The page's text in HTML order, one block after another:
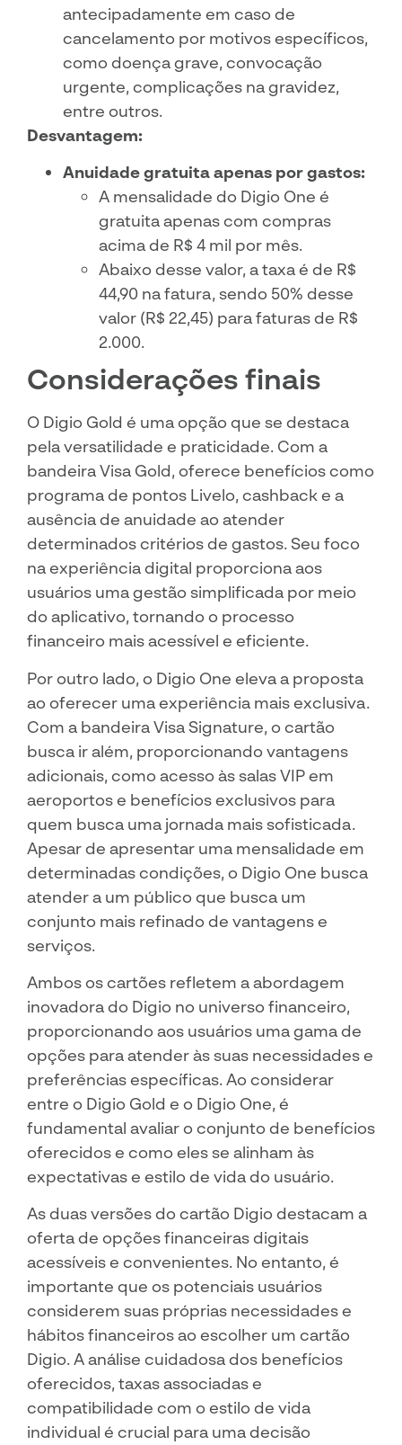
antecipadamente em caso de
cancelamento por motivos específicos,
como doença grave, convocação
urgente, complicações na gravidez,
entre outros.
Desvantagem:
Anuidade gratuita apenas por gastos:
A mensalidade do Digio One é
gratuita apenas com compras
acima de R$ 4 mil por mês.
Abaixo desse valor, a taxa é de R$
44,90 na fatura, sendo 50% desse
valor (R$ 22,45) para faturas de R$
2.000.
Considerações finais
O Digio Gold é uma opção que se destaca
pela versatilidade e praticidade. Com a
bandeira Visa Gold, oferece benefícios como
programa de pontos Livelo, cashback e a
ausência de anuidade ao atender
determinados critérios de gastos. Seu foco
na experiência digital proporciona aos
usuários uma gestão simplificada por meio
do aplicativo, tornando o processo
financeiro mais acessível e eficiente.
Por outro lado, o Digio One eleva a proposta
ao oferecer uma experiência mais exclusiva.
Com a bandeira Visa Signature, o cartão
busca ir além, proporcionando vantagens
adicionais, como acesso às salas VIP em
aeroportos e benefícios exclusivos para
quem busca uma jornada mais sofisticada.
Apesar de apresentar uma mensalidade em
determinadas condições, o Digio One busca
atender a um público que busca um
conjunto mais refinado de vantagens e
serviços.
Ambos os cartões refletem a abordagem
inovadora do Digio no universo financeiro,
proporcionando aos usuários uma gama de
opções para atender às suas necessidades e
preferências específicas. Ao considerar
entre o Digio Gold e o Digio One, é
fundamental avaliar o conjunto de benefícios
oferecidos e como eles se alinham às
expectativas e estilo de vida do usuário.
As duas versões do cartão Digio destacam a
oferta de opções financeiras digitais
acessíveis e convenientes. No entanto, é
importante que os potenciais usuários
considerem suas próprias necessidades e
hábitos financeiros ao escolher um cartão
Digio. A análise cuidadosa dos benefícios
oferecidos, taxas associadas e
compatibilidade com o estilo de vida
individual é crucial para uma decisão